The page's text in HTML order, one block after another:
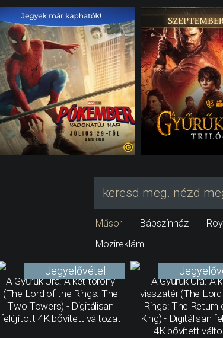
keresd meg. nézd
Műsor Bábszínház
Mozireklám
A Gyűrűk Ura: A két torony
(The Lord of the Rings: The
Two Towers) - Digitálisan
felújított 4K bővített változat
Jegyelővétel
A Gyűrűk Ura: A
visszatér (The
Rings: The Return
King) - Digitálisan
4K bővített